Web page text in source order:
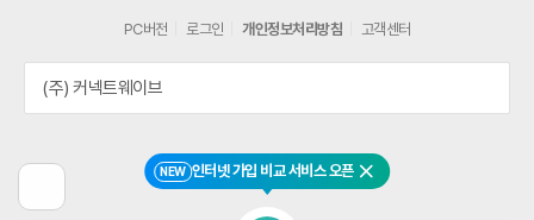
전
NEW 인터넷 가입 비교 서비스 오픈 닫기
PC버전 로그인 개인정보처리방침 고객센터
(주) 커넥트웨이브